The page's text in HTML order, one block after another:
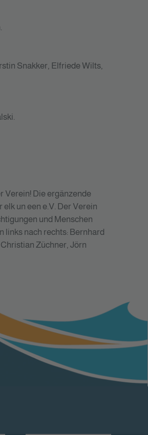
Snakker, Elfriede Wilts,
Verein! Die ergänzende
un een e.V. Der Verein
und Menschen
links nach rechts: Bernhard
Züchner, Jörn